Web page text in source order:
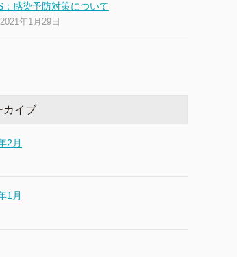
：感染予防対策について
2021年1月29日
カイブ
2月
1月